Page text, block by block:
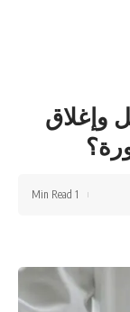
وإغلاق
1 Min Read